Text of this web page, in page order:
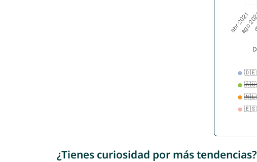
¿Tienes curiosidad por más tendencias?